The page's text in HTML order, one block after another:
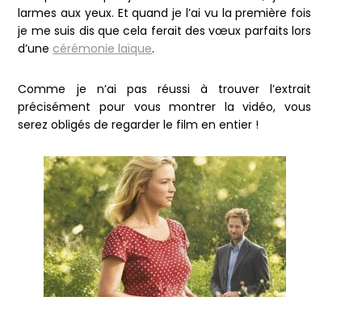
larmes aux yeux. Et quand je l’ai vu la première fois
je me suis dis que cela ferait des vœux parfaits lors
d’une cérémonie laïque.
Comme je n’ai pas réussi à trouver l’extrait
précisément pour vous montrer la vidéo, vous
serez obligés de regarder le film en entier !